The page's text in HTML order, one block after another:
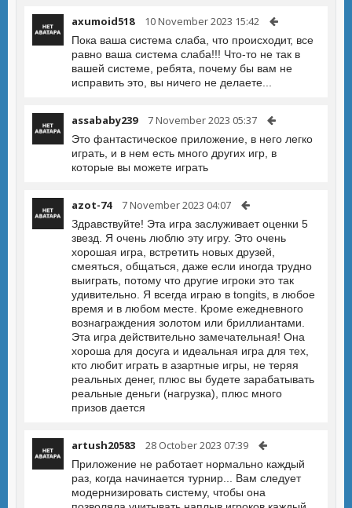
axumoid518 10 November 2023 15:42
Пока ваша система слаба, что происходит, все
равно ваша система слаба!!! Что-то не так в
вашей системе, ребята, почему бы вам не
исправить это, вы ничего не делаете...
assababy239 7 November 2023 05:37
Это фантастическое приложение, в него легко
играть, и в нем есть много других игр, в
которые вы можете играть
azot-74 7 November 2023 04:07
Здравствуйте! Эта игра заслуживает оценки 5
звезд. Я очень люблю эту игру. Это очень
хорошая игра, встретить новых друзей,
смеяться, общаться, даже если иногда трудно
выиграть, потому что другие игроки это так
удивительно. Я всегда играю в tongits, в любое
время и в любом месте. Кроме ежедневного
вознаграждения золотом или бриллиантами.
Эта игра действительно замечательная! Она
хороша для досуга и идеальная игра для тех,
кто любит играть в азартные игры, не теряя
реальных денег, плюс вы будете зарабатывать
реальные деньги (нагрузка), плюс много
призов дается
artush20583 28 October 2023 07:39
Приложение не работает нормально каждый
раз, когда начинается турнир... Вам следует
модернизировать систему, чтобы она